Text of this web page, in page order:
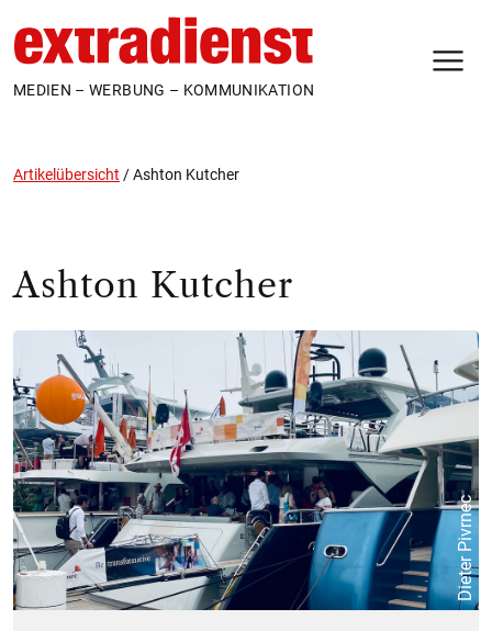
MEDIEN – WERBUNG – KOMMUNIKATION
Artikelübersicht /Ashton Kutcher
Ashton Kutcher
Dieter Pivrnec